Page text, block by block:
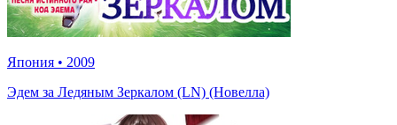
Япония • 2009
Эдем за Ледяным Зеркалом (LN) (Новелла)